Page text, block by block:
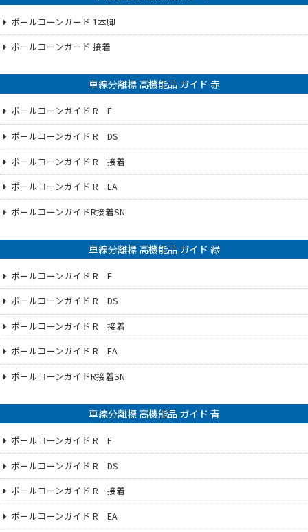
ポールコーンガード 1本脚
ポールコーンガード 接着
車線分離標 高機能品 ガイド 赤
ポールコーンガイド R F
ポールコーンガイド R DS
ポールコーンガイド R 接着
ポールコーンガイド R EA
ポールコーンガイドR接着SN
車線分離標 高機能品 ガイド 緑
ポールコーンガイド R F
ポールコーンガイド R DS
ポールコーンガイド R 接着
ポールコーンガイド R EA
ポールコーンガイドR接着SN
車線分離標 高機能品 ガイド 青
ポールコーンガイド R F
ポールコーンガイド R DS
ポールコーンガイド R 接着
ポールコーンガイド R EA